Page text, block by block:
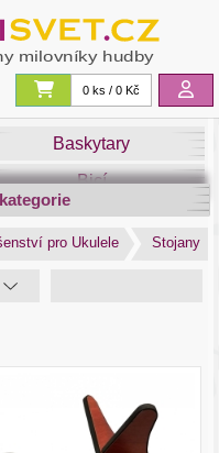
0 ks / 0 Kč
Baskytary
Bicí
Dechy
pro Ukulele Stojany